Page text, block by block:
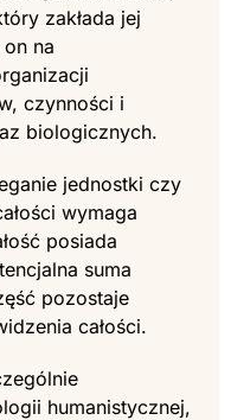
zakłada jej
na
czynności i
biologicznych.
jednostki czy
wymaga
posiada
suma
pozostaje
całości.
humanistycznej,